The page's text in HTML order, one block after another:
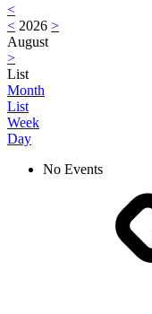
<
< 2026 >
August
>
List
Month
List
Week
Day
No Events